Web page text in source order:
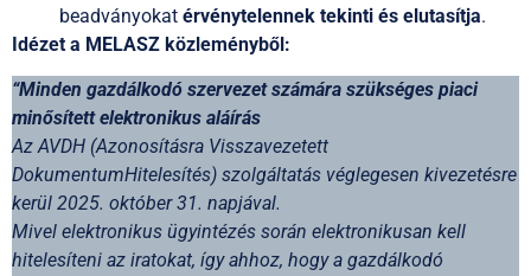
beadványokat érvénytelennek tekinti és elutasítja.
Idézet a MELASZ közleményből:
“Minden gazdálkodó szervezet számára szükséges piaci
minősített elektronikus aláírás
Az AVDH (Azonosításra Visszavezetett
DokumentumHitelesítés) szolgáltatás véglegesen kivezetésre
kerül 2025. október 31. napjával.
Mivel elektronikus ügyintézés során elektronikusan kell
hitelesíteni az iratokat, így ahhoz, hogy a gazdálkodó